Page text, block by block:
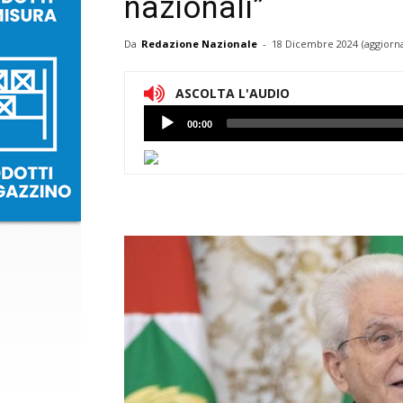
nazionali”
Da Redazione Nazionale - 18 Dicembre 2024
ASCOLTA L'AUDIO
Lettore
Audio
00:00